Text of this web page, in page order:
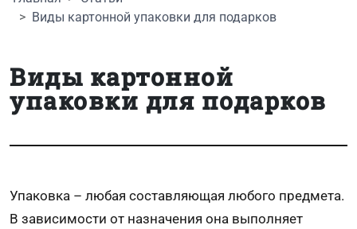
Виды картонной упаковки для подарков
Виды картонной
упаковки для подарков
Упаковка – любая составляющая любого предмета.
В зависимости от назначения она выполняет